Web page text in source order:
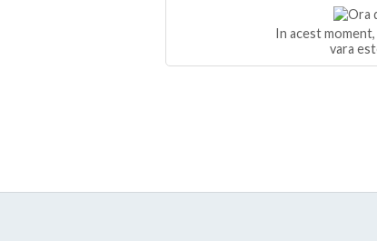
In acest
vara